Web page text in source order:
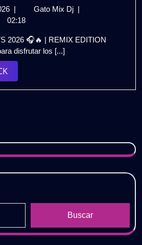
Gratis
28
de
de
2026
Gato Mix Dj DJ
HITS
|
GRATIS
02:18
2026 🎧🔥 | REMIX EDITION
disfrutar los [...]
DESCARGAR
PACK
Buscar